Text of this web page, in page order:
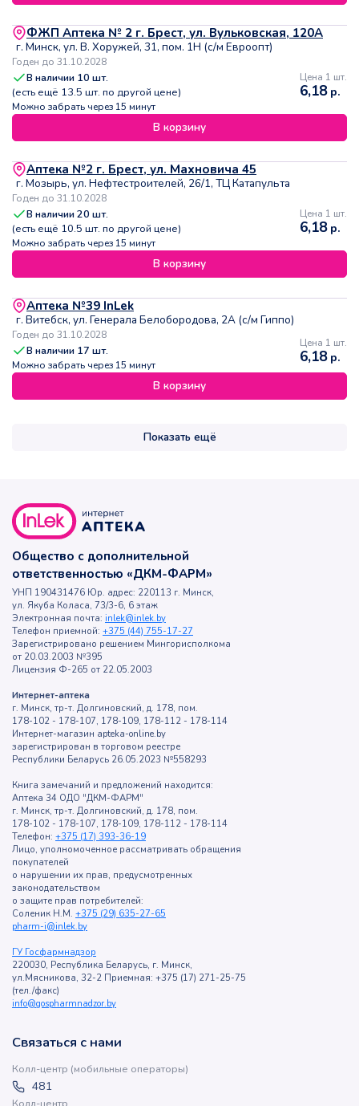
ФЖП Аптека № 2 г. Брест, ул. Вульковская, 120А
г. Минск, ул. В. Хоружей, 31, пом. 1Н (с/м Евроопт)
Годен до 31.10.2028
В наличии 10 шт.
(есть ещё 13.5 шт. по другой цене)
Можно забрать через 15 минут
Цена 1 шт.
6,18р.
В корзину
Аптека №2 г. Брест, ул. Махновича 45
г. Мозырь, ул. Нефтестроителей, 26/1, ТЦ Катапульта
Годен до 31.10.2028
В наличии20 шт.
(есть ещё 10.5 шт. по другой цене)
Можно забрать через 15 минут
Цена 1 шт.
6,18р.
В корзину
Аптека №39 InLek
г. Витебск, ул. Генерала Белобородова, 2А (с/м Гиппо)
Годен до 31.10.2028
В наличии 17 шт.
Можно забрать через 15 минут
Цена 1 шт.
6,18р.
В корзину
Показать ещё
Общество с дополнительной
ответственностью «ДКМ-ФАРМ»
УНП 190431476 Юр. адрес: 220113 г. Минск,
ул. Якуба Коласа, 73/3-6, 6 этаж
Электронная почта: inlek@inlek.by
Телефон приемной: +375 (44) 755-17-27
Зарегистрировано решением Мингорисполкома
от 20.03.2003 №395
Лицензия Ф-265 от 22.05.2003
Интернет-аптека
г. Минск, тр-т. Долгиновский, д. 178, пом.
178-102 - 178-107, 178-109, 178-112 - 178-114
Интернет-магазин apteka-online.by
зарегистрирован в торговом реестре
Республики Беларусь 26.05.2023 №558293
Книга замечаний и предложений находится:
Аптека 34 ОДО "ДКМ-ФАРМ"
г. Минск, тр-т. Долгиновский, д. 178, пом.
178-102 - 178-107, 178-109, 178-112 - 178-114
Телефон: +375 (17) 393-36-19
Лицо, уполномоченное рассматривать обращения
покупателей
о нарушении их прав, предусмотренных
законодательством
о защите прав потребителей:
Соленик Н.М. +375 (29) 635-27-65
pharm-i@inlek.by
ГУ Госфармнадзор
220030, Республика Беларусь, г. Минск,
ул.Мясникова, 32-2 Приемная: +375 (17) 271-25-75
(тел./факс)
info@gospharmnadzor.by
Связаться с нами
Колл-центр (мобильные операторы)
481